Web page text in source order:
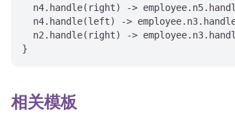
n4.handle(right) ->
n4.handle(left) ->
n2.handle(right) ->
相关模板